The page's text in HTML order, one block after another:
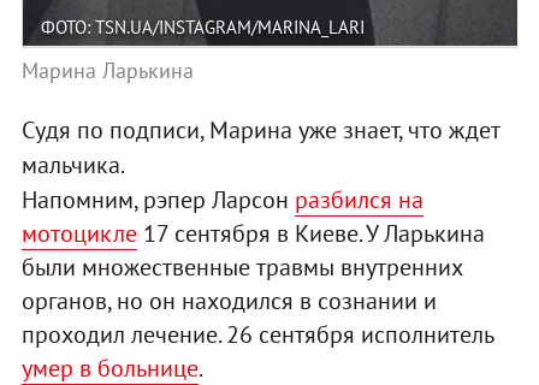
ФОТО: TSN.UA/INSTAGRAM/MARINA_LARI
Марина Ларькина
Судя по подписи, Марина уже знает, что ждет
мальчика.
Напомним, рэпер Ларсон разбился на
мотоцикле17 сентября в Киеве. У Ларькина
были множественные травмы внутренних
органов, но он находился в сознании и
проходил лечение. 26 сентября исполнитель
умер в больнице.